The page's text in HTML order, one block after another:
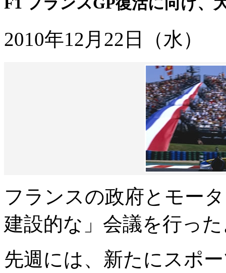
2010年12月22日（水）
フランスの政府とモー
建設的な」会議を行っ
先週には、新たにスポ